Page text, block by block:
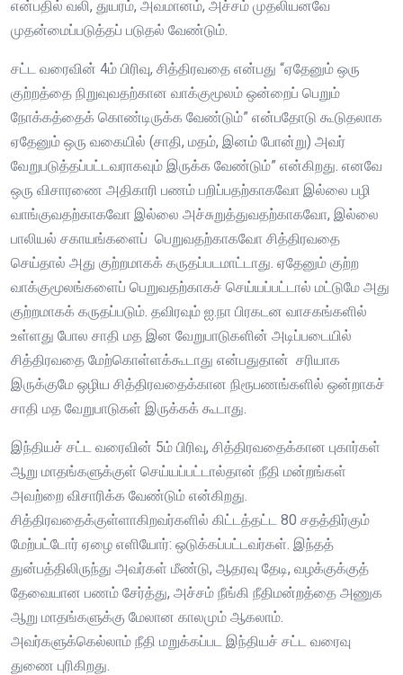
என்பதில் வலி, துயரம், அவமானம், அச்சம் முதலியனவே
முதன்மைப்படுத்தப் படுதல் வேண்டும்.
சட்ட வரைவின் 4ம் பிரிவு, சித்திரவதை என்பது “ஏதேனும் ஒரு
குற்றத்தை நிறுவுவதற்கான வாக்குமூலம் ஒன்றைப் பெறும்
நோக்கத்தைக் கொண்டிருக்க வேண்டும்” என்பதோடு கூடுதலாக
ஏதேனும் ஒரு வகையில் (சாதி, மதம், இனம் போன்று) அவர்
வேறுபடுத்தப்பட்டவராகவும் இருக்க வேண்டும்” என்கிறது. எனவே
ஒரு விசாரணை அதிகாரி பணம் பறிப்பதற்காகவோ இல்லை பழி
வாங்குவதற்காகவோ இல்லை அச்சுறுத்துவதற்காகவோ, இல்லை
பாலியல் சகாயங்களைப் பெறுவதற்காகவோ சித்திரவதை
செய்தால் அது குற்றமாகக் கருதப்படமாட்டாது. ஏதேனும் குற்ற
வாக்குமூலங்களைப் பெறுவதற்காகச் செய்யப்பட்டால் மட்டுமே அது
குற்றமாகக் கருதப்படும். தவிரவும் ஐ.நா பிரகடன வாசகங்களில்
உள்ளது போல சாதி மத இன வேறுபாடுகளின் அடிப்படையில்
சித்திரவதை மேற்கொள்ளக்கூடாது என்பதுதான் சரியாக
இருக்குமே ஒழிய சித்திரவதைக்கான நிரூபணங்களில் ஒன்றாகச்
சாதி மத வேறுபாடுகள் இருக்கக் கூடாது.
இந்தியச் சட்ட வரைவின் 5ம் பிரிவு, சித்திரவதைக்கான புகார்கள்
ஆறு மாதங்களுக்குள் செய்யப்பட்டால்தான் நீதி மன்றங்கள்
அவற்றை விசாரிக்க வேண்டும் என்கிறது.
சித்திரவதைக்குள்ளாகிறவர்களில் கிட்டத்தட்ட 80 சதத்திர்கும்
மேற்பட்டோர் ஏழை எளியோர்: ஒடுக்கப்பட்டவர்கள். இந்தத்
துன்பத்திலிருந்து அவர்கள் மீண்டு, ஆதரவு தேடி, வழக்குக்குத்
தேவையான பணம் சேர்த்து, அச்சம் நீங்கி நீதிமன்றத்தை அணுக
ஆறு மாதங்களுக்கு மேலான காலமும் ஆகலாம்.
அவர்களுக்கெல்லாம் நீதி மறுக்கப்பட இந்தியச் சட்ட வரைவு
துணை புரிகிறது.